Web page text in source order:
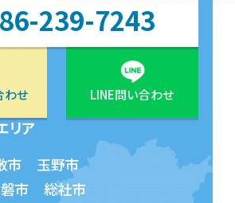
239-7243
わせ LINE問い合わせ
リア
市 玉野市
市 総社市